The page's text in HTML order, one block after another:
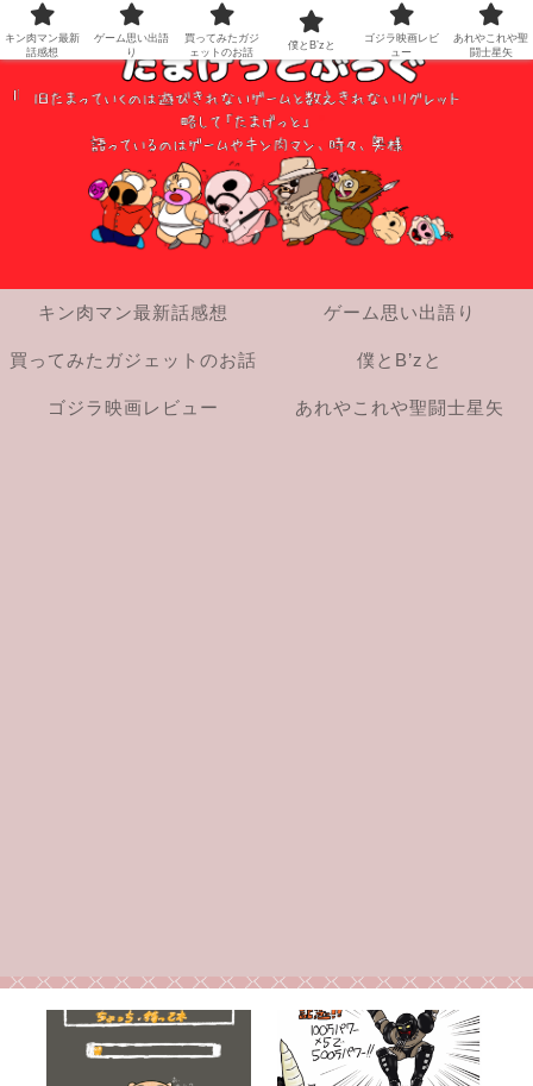
キン肉マン最新話感想 ゲーム思い出語り
買ってみたガジェットのお話 僕とB’zと
ゴジラ映画レビュー あれやこれや聖闘士星矢
キン肉マン最新
話感想
ゲーム思い出語
り
買ってみたガジ
ェットのお話
僕とB’zと
ゴジラ映画レビ
ュー
あれやこれや聖
闘士星矢